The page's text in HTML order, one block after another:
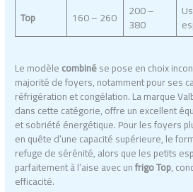
Top 160 – 260 200 –
380
Le modèlecombinése pose en choix
majorité de foyers, notamment pour ses
réfrigération et congélation. La marque
dans cette catégorie, offre un excellent
et sobriété énergétique. Pour les foyers
en quête d’une capacité supérieure, le
refuge de sérénité, alors que les petits
parfaitement à l’aise avec unfrigo Top,
efficacité.